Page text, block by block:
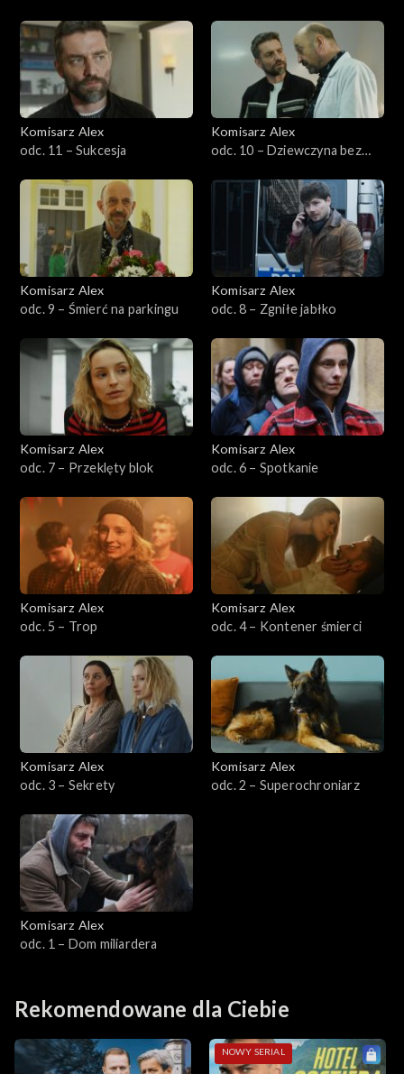
Sezon 21
Sezon 20
Sezon 19
Sezon 17
Sezon 16
Sezon 15
Sezon 14
Sezon 13
Sezon 12
Sezon 10
Sezon 9
Sezon 8
Sezon 7
Sezon 6
Sezon 5
Sezon 3
Sezon 2
Sezon 1
Komisarz Alex
odc. 11 – Sukcesja
Komisarz Alex
odc. 10 – Dziewczyna bez
Komisarz Alex
odc. 9 – Śmierć na parkingu
Komisarz Alex
odc. 8 – Zgniłe jabłko
Komisarz Alex
odc. 7 – Przeklęty blok
Komisarz Alex
odc. 6 – Spotkanie
Komisarz Alex
odc. 5 – Trop
Komisarz Alex
odc. 4 – Kontener śmierci
Komisarz Alex
odc. 3 – Sekrety
Komisarz Alex
odc. 2 – Superochroniarz
Komisarz Alex
odc. 1 – Dom miliardera
Rekomendowane dla Ciebie
NOWY SERIAL